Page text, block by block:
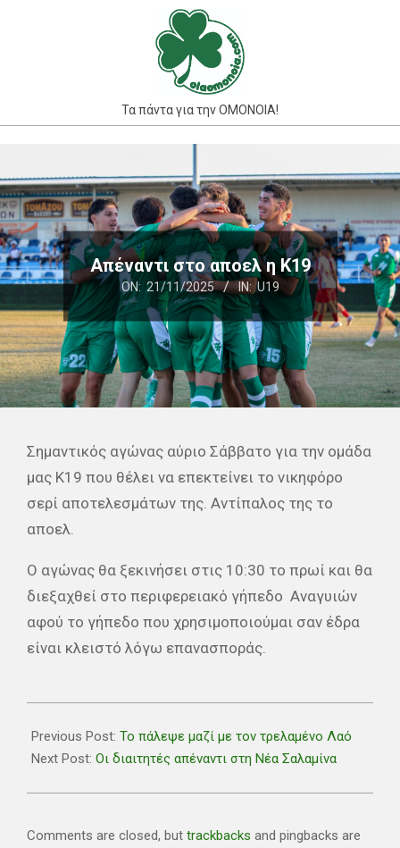
Τα πάντα για την ΟΜΟΝΟΙΑ!
Navigation
Menu
Απέναντι στο αποελ η Κ19
ON: 21/11/2025 IN: U19
Σημαντικός αγώνας αύριο Σάββατο για την ομάδα
μας Κ19 που θέλει να επεκτείνει το νικηφόρο
σερί αποτελεσμάτων της. Αντίπαλος της το
αποελ.
Ο αγώνας θα ξεκινήσει στις 10:30 το πρωί και θα
διεξαχθεί στο περιφερειακό γήπεδο Αναγυιών
αφού το γήπεδο που χρησιμοποιούμαι σαν έδρα
είναι κλειστό λόγω επανασποράς.
11-
21
Previous Post: Το πάλεψε μαζί με τον τρελαμένο Λαό
Next Post: Οι διαιτητές απέναντι στη Νέα Σαλαμίνα
Comments are closed, but trackbacks and pingbacks are